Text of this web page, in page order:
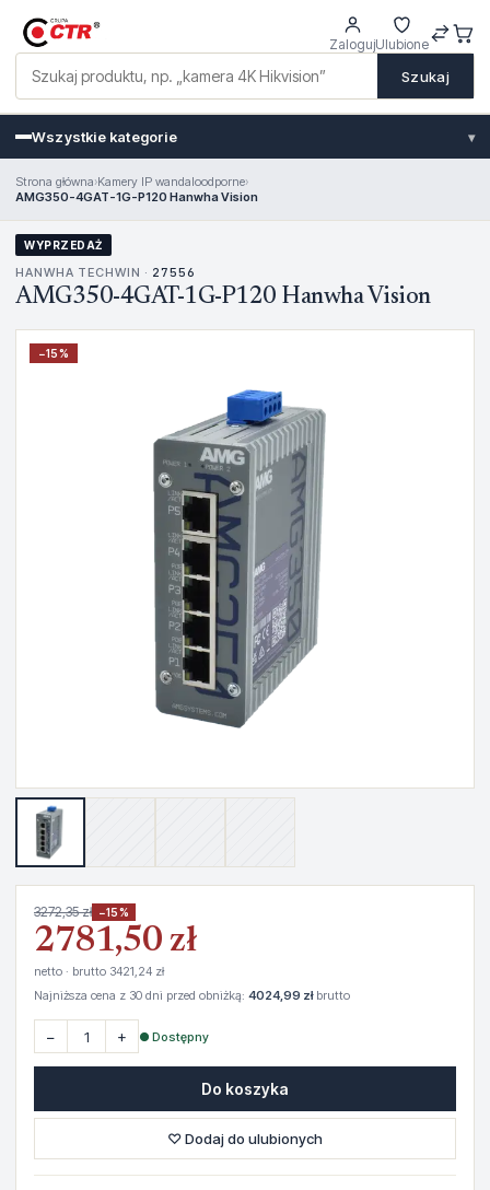
Szukaj
ZalogujUlubione
Wszystkie kategorie ▾
Strona główna›Kamery IP wandaloodporne›
AMG350-4GAT-1G-P120 Hanwha Vision
WYPRZEDAŻ
HANWHA TECHWIN · 27556
AMG350-4GAT-1G-P120 Hanwha Vision
−15%
3272,35 zł −15%
2781,50 zł
netto · brutto 3421,24 zł
Najniższa cena z 30 dni przed obniżką: 4024,99 złbrutto
− + ● Dostępny
Do koszyka
♡ Dodaj do ulubionych